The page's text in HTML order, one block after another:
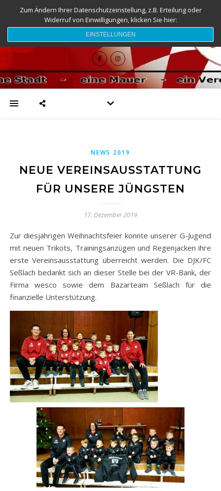
djk-fc-sesslach.de
NEWS 2019
NEUE VEREINSAUSSTATTUNG
FÜR UNSERE JÜNGSTEN
17. Dezember 2019
Zur diesjährigen Weihnachtsfeier konnte unserer G-Jugend
mit neuen Trikots, Trainingsanzügen und Regenjacken ihre
erste Vereinsausstattung überreicht werden. Die DJK/FC
Seßlach bedankt sich an dieser Stelle bei der VR-Bank, der
Firma wesco sowie dem Bazarteam Seßlach für die
finanzielle Unterstützung.
Zum Ändern Ihrer Datenschutzeinstellung, z.B. Erteilung oder
Widerruf von Einwilligungen, klicken Sie hier:
EINSTELLUNGEN